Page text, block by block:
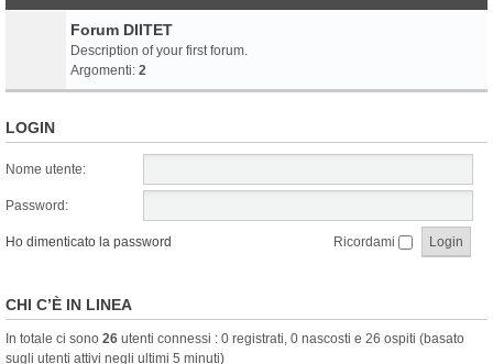
Forum DIITET
Description of your first forum.
Argomenti: 2
LOGIN
Nome utente:
Password:
Ho dimenticato la password Ricordami
CHI C’È IN LINEA
In totale ci sono 26 utenti connessi : 0 registrati, 0 nascosti e 26 ospiti (basato
sugli utenti attivi negli ultimi 5 minuti)